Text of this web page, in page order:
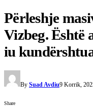
Përleshje
Vizbeg. Është
iu
By Suad Avdiu9 Korrik,
Share